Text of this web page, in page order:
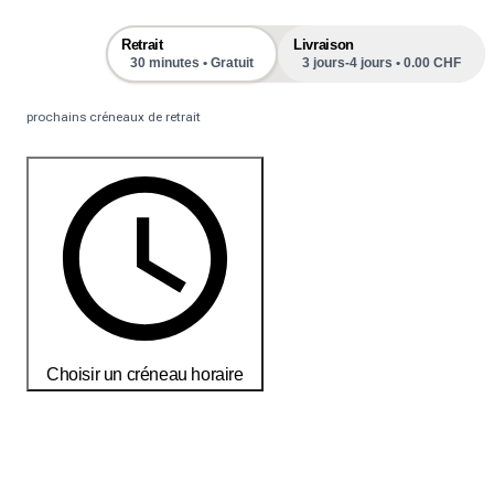
Retrait
30 minutes • Gratuit
Livraison
3 jours-4 jours • 0.00 CHF
prochains créneaux de retrait
Choisir un créneau horaire